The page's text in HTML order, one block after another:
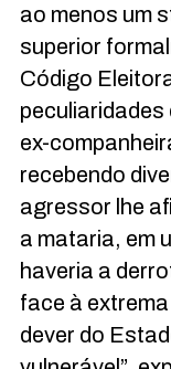
ao menos um
superior
Código
peculiaridades
ex-
recebendo
agressor lhe
a mataria, em
haveria a
face à
dever do